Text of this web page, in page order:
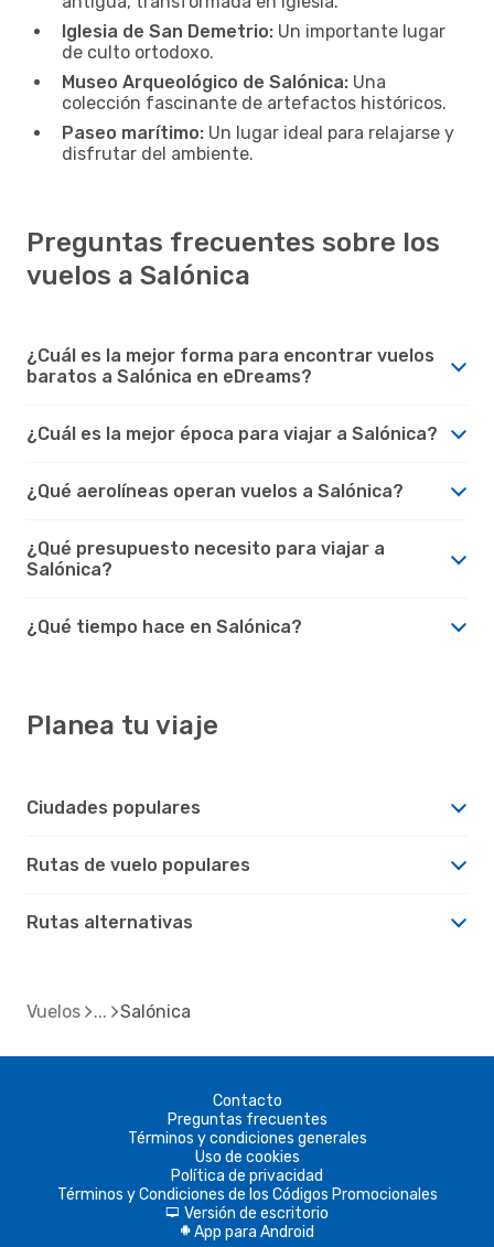
Iglesia de San Demetrio: Un importante lugar
de culto ortodoxo.
Museo Arqueológico de Salónica: Una
colección fascinante de artefactos históricos.
Paseo marítimo: Un lugar ideal para relajarse y
disfrutar del ambiente.
Preguntas frecuentes sobre los
vuelos a Salónica
¿Cuál es la mejor forma para encontrar vuelos
baratos a Salónica en eDreams?
¿Cuál es la mejor época para viajar a Salónica?
¿Qué aerolíneas operan vuelos a Salónica?
¿Qué presupuesto necesito para viajar a
Salónica?
¿Qué tiempo hace en Salónica?
Planea tu viaje
Ciudades populares
Rutas de vuelo populares
Rutas alternativas
Vuelos Salónica
Contacto
Preguntas frecuentes
Términos y condiciones generales
Uso de cookies
Política de privacidad
Términos y Condiciones de los Códigos Promocionales
d Versión de escritorio
A App para Android